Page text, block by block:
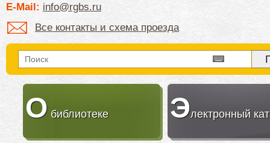
E-Mail: info@rgbs.ru
Все контакты и схема проезда
О библиотеке Электронный